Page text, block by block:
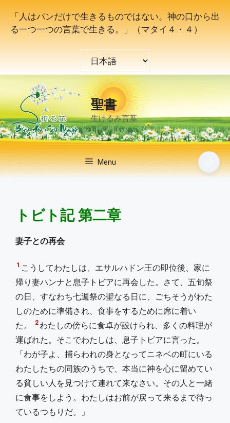
キ
ッ
プ
「人はパンだけで生きるものではない。神の口から出
る一つ一つの言葉で生きる。」（マタイ４・４）
を
選
択 聖書
生けるみ言葉
Menu
トビト記 第二章
妻子との再会
1 こうしてわたしは、エサルハドン王の即位後、家に
帰り妻ハンナと息子トビアに再会した。さて、五旬祭
の日、すなわち七週祭の聖なる日に、ごちそうがわた
しのために準備され、食事をするために席に着い
た。
2 わたしの傍らに食卓が設けられ、多くの料理が
運ばれた。そこでわたしは、息子トビアに言った。
「わが子よ、捕らわれの身となってニネベの町にいる
わたしたちの同族のうちで、本当に神を心に留めてい
る貧しい人を見つけて連れて来なさい。その人と一緒
に食事をしよう。わたしはお前が戻って来るまで待っ
ているつもりだ。」